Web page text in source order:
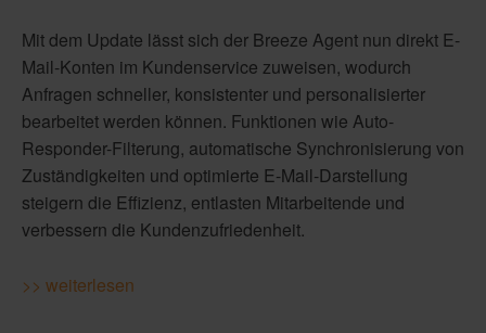
Mit dem Update lässt sich der Breeze Agent nun direkt E-
Mail-Konten im Kundenservice zuweisen, wodurch
Anfragen schneller, konsistenter und personalisierter
bearbeitet werden können. Funktionen wie Auto-
Responder-Filterung, automatische Synchronisierung von
Zuständigkeiten und optimierte E-Mail-Darstellung
steigern die Effizienz, entlasten Mitarbeitende und
verbessern die Kundenzufriedenheit.
>> weiterlesen